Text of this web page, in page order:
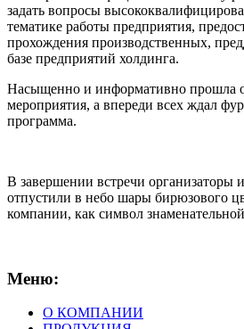
задать вопросы
тематике работы предприятия,
прохождения производственных,
базе предприятий холдинга.
Насыщенно и информативно прошла
мероприятия, а впереди всех ждал
программа.
В завершении встречи организаторы
отпустили в небо шары бирюзового
компании, как символ
Меню:
О КОМПАНИИ